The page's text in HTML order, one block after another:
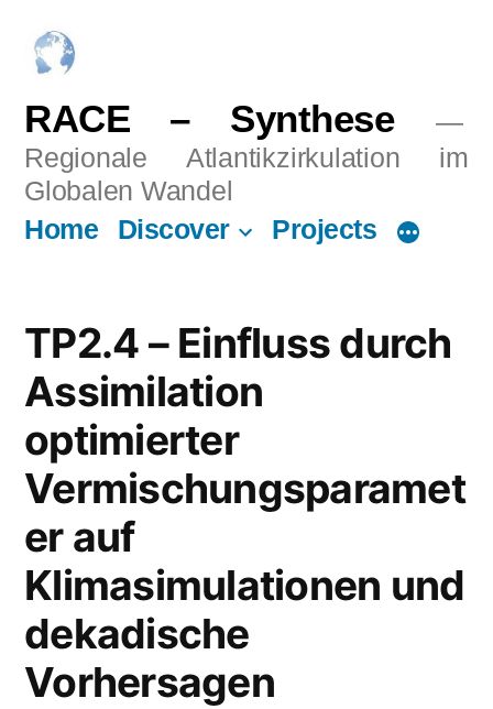
content
RACE – Synthese
Regionale Atlantikzirkulation im
Globalen Wandel
Home
Discover Projects
TP2.4 – Einfluss durch
Assimilation
optimierter
Vermischungsparamet
er auf
Klimasimulationen und
dekadische
Vorhersagen